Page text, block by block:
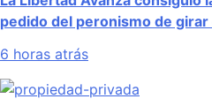
pedido del peronismo de
6 horas atrás